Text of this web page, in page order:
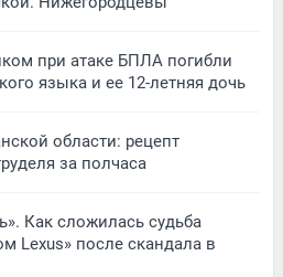
при атаке БПЛА погибли
языка и ее 12-летняя дочь
области: рецепт
за полчаса
Как сложилась судьба
Lexus» после скандала в